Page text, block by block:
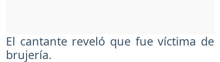
El cantante reveló que fue víctima de
brujería.